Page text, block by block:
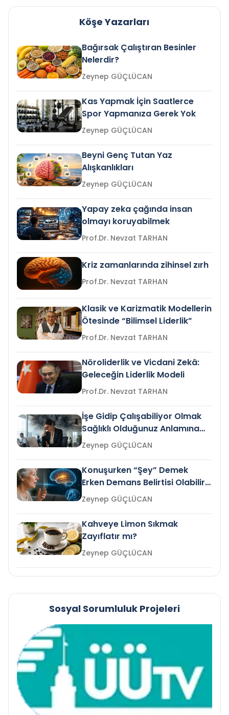
Köşe Yazarları
Bağırsak Çalıştıran Besinler
Nelerdir?
Zeynep GÜÇLÜCAN
Kas Yapmak İçin Saatlerce
Spor Yapmanıza Gerek Yok
Zeynep GÜÇLÜCAN
Beyni Genç Tutan Yaz
Alışkanlıkları
Zeynep GÜÇLÜCAN
Yapay zeka çağında insan
olmayı koruyabilmek
Prof.Dr. Nevzat TARHAN
Kriz zamanlarında zihinsel zırh
Prof.Dr. Nevzat TARHAN
Klasik ve Karizmatik Modellerin
Ötesinde “Bilimsel Liderlik”
Prof.Dr. Nevzat TARHAN
Nöroliderlik ve Vicdani Zekâ:
Geleceğin Liderlik Modeli
Prof.Dr. Nevzat TARHAN
İşe Gidip Çalışabiliyor Olmak
Sağlıklı Olduğunuz Anlamına
Gelir mi?Zeynep GÜÇLÜCAN
Konuşurken “Şey” Demek
Erken Demans Belirtisi Olabilir
mi?
Zeynep GÜÇLÜCAN
Kahveye Limon Sıkmak
Zayıflatır mı?
Zeynep GÜÇLÜCAN
Sosyal Sorumluluk Projeleri